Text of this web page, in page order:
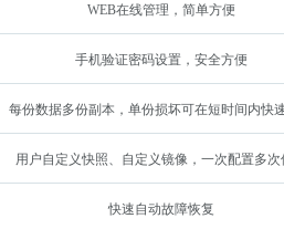
WEB在线管理，简单方便
手机验证密码设置，安全方便
每份数据多份副本，单份损坏可在短时间内快
用户自定义快照、自定义镜像，一次配置多次
快速自动故障恢复